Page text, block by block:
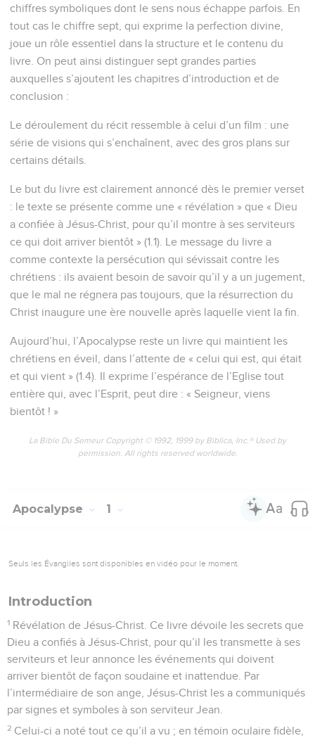
chiffres symboliques dont le sens nous échappe parfois. En
tout cas le chiffre sept, qui exprime la perfection divine,
joue un rôle essentiel dans la structure et le contenu du
livre. On peut ainsi distinguer sept grandes parties
auxquelles s’ajoutent les chapitres d’introduction et de
conclusion :
Le déroulement du récit ressemble à celui d’un film : une
série de visions qui s’enchaînent, avec des gros plans sur
certains détails.
Le but du livre est clairement annoncé dès le premier verset
: le texte se présente comme une « révélation » que « Dieu
a confiée à Jésus-Christ, pour qu’il montre à ses serviteurs
ce qui doit arriver bientôt » (1.1). Le message du livre a
comme contexte la persécution qui sévissait contre les
chrétiens : ils avaient besoin de savoir qu’il y a un jugement,
que le mal ne régnera pas toujours, que la résurrection du
Christ inaugure une ère nouvelle après laquelle vient la fin.
Aujourd’hui, l’Apocalypse reste un livre qui maintient les
chrétiens en éveil, dans l’attente de « celui qui est, qui était
et qui vient » (1.4). Il exprime l’espérance de l’Eglise tout
entière qui, avec l’Esprit, peut dire : « Seigneur, viens
bientôt ! »
La Bible Du Semeur Copyright © 1992, 1999 by Biblica, Inc.® Used by
permission. All rights reserved worldwide.
Apocalypse 1
Seuls les Évangiles sont disponibles en vidéo pour le moment.
Introduction
1 Révélation de Jésus-Christ. Ce livre dévoile les secrets que
Dieu a confiés à Jésus-Christ, pour qu’il les transmette à ses
serviteurs et leur annonce les événements qui doivent
arriver bientôt de façon soudaine et inattendue. Par
l’intermédiaire de son ange, Jésus-Christ les a communiqués
par signes et symboles à son serviteur Jean.
2 Celui-ci a noté tout ce qu’il a vu ; en témoin oculaire fidèle,